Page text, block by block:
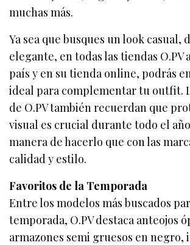
muchas más.
Ya sea que busques un look casual,
elegante, en todas las tiendas O.PV
país y en su tienda online, podrás
ideal para complementar tu outfit.
de O.PV también recuerdan que
visual es crucial durante todo el
manera de hacerlo que con las
calidad y estilo.
Favoritos de la Temporada
Entre los modelos más buscados
temporada, O.PV destaca anteojos
armazones semi gruesos en negro,